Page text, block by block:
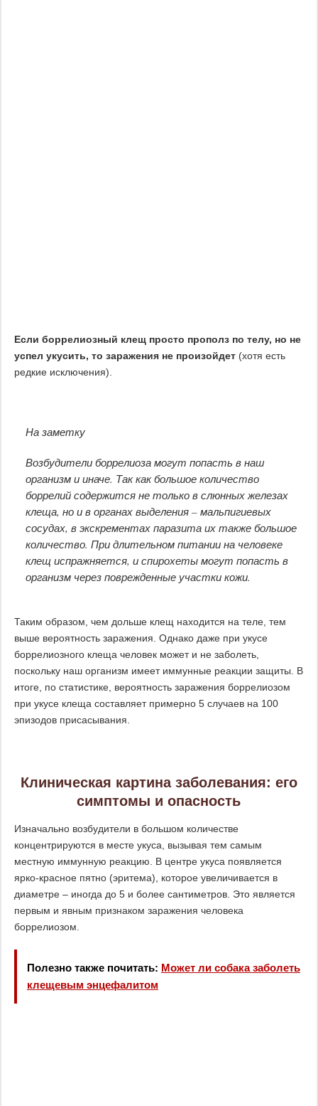
Если боррелиозный клещ просто прополз по телу, но не
успел укусить, то заражения не произойдет(хотя есть
редкие исключения).
На заметку
Возбудители боррелиоза могут попасть в наш
организм и иначе. Так как большое количество
боррелий содержится не только в слюнных железах
клеща, но и в органах выделения – мальпигиевых
сосудах, в экскрементах паразита их также большое
количество. При длительном питании на человеке
клещ испражняется, и спирохеты могут попасть в
организм через поврежденные участки кожи.
Таким образом, чем дольше клещ находится на теле, тем
выше вероятность заражения. Однако даже при укусе
боррелиозного клеща человек может и не заболеть,
поскольку наш организм имеет иммунные реакции защиты. В
итоге, по статистике, вероятность заражения боррелиозом
при укусе клеща составляет примерно 5 случаев на 100
эпизодов присасывания.
Клиническая картина заболевания: его
симптомы и опасность
Изначально возбудители в большом количестве
концентрируются в месте укуса, вызывая тем самым
местную иммунную реакцию. В центре укуса появляется
ярко-красное пятно (эритема), которое увеличивается в
диаметре – иногда до 5 и более сантиметров. Это является
первым и явным признаком заражения человека
боррелиозом.
Полезно также почитать: Может ли собака заболеть
клещевым энцефалитом